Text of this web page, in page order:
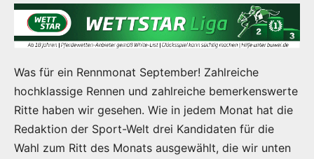
Was für ein Rennmonat September! Zahlreiche
hochklassige Rennen und zahlreiche bemerkenswerte
Ritte haben wir gesehen. Wie in jedem Monat hat die
Redaktion der Sport-Welt drei Kandidaten für die
Wahl zum Ritt des Monats ausgewählt, die wir unten